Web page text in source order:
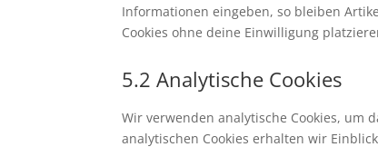
Informationen eingeben, so bleiben
Cookies ohne deine Einwilligung
5.2 Analytische Cookies
Wir verwenden analytische Cookies, um
analytischen Cookies erhalten wir